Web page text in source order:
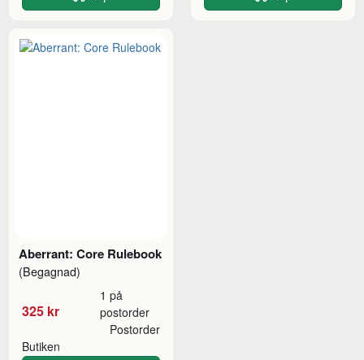
Aberrant: Core Rulebook
(Begagnad)
325 kr
1 på
postorder
Butiken
Postorder